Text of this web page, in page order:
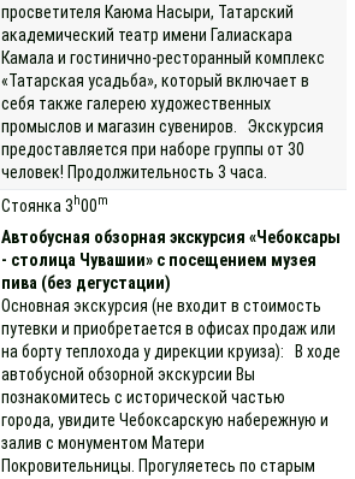
просветителя Каюма Насыри, Татарский
академический театр имени Галиаскара
Камала и гостинично-ресторанный комплекс
«Татарская усадьба», который включает в
себя также галерею художественных
промыслов и магазин сувениров. Экскурсия
предоставляется при наборе группы от 30
человек! Продолжительность 3 часа.
Стоянка 3 h00m
Автобусная обзорная экскурсия «Чебоксары
- столица Чувашии» с посещением музея
пива (без дегустации)
Основная экскурсия (не входит в стоимость
путевки и приобретается в офисах продаж или
на борту теплохода у дирекции круиза): В ходе
автобусной обзорной экскурсии Вы
познакомитесь с исторической частью
города, увидите Чебоксарскую набережную и
залив с монументом Матери
Покровительницы. Прогуляетесь по старым